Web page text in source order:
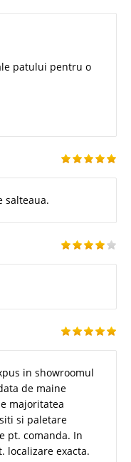
patului pentru o
salteaua.
in showroomul
de maine
majoritatea
si paletare
pt. comanda. In
localizare exacta.